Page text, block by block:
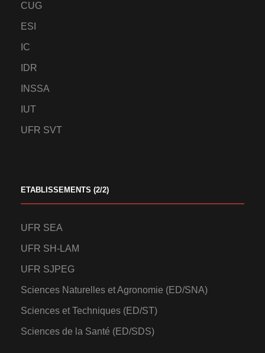
CUG
ESI
IC
IDR
INSSA
IUT
UFR SVT
ETABLISSEMENTS (2/2)
UFR SEA
UFR SH-LAM
UFR SJPEG
Sciences Naturelles et Agronomie (ED/SNA)
Sciences et Techniques (ED/ST)
Sciences de la Santé (ED/SDS)